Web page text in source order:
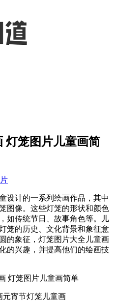
灯笼图片儿童画简
设计的一系列绘画作品，其中
图像。这些灯笼的形状和颜色
如传统节日、故事角色等。儿
笼的历史、文化背景和象征意
的象征，灯笼图片大全儿童画
的兴趣，并提高他们的绘画技
元宵节灯笼儿童画